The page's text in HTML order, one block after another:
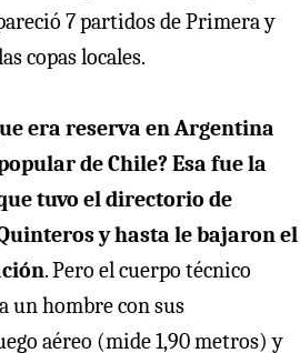
7 partidos de Primera y
copas locales.
era reserva en Argentina
de Chile? Esa fue la
tuvo el directorio de
y hasta le bajaron el
. Pero el cuerpo técnico
un hombre con sus
aéreo (mide 1,90 metros) y